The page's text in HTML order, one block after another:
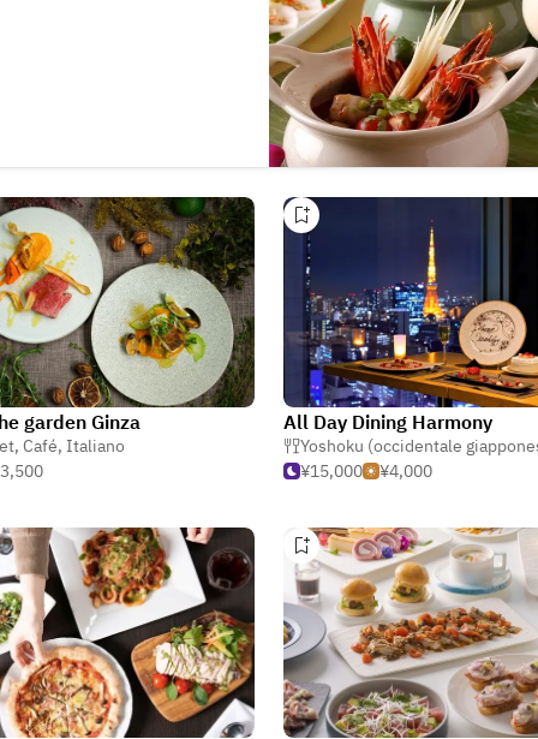
garden Ginza
, Café, Italiano
All Day Dining Harmony
Yoshoku (occidentale
¥15,000
¥4,000